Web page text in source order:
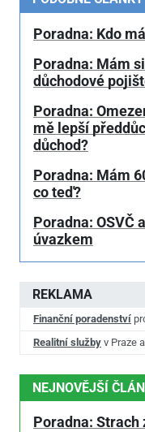
REKLAMA
Finanční poradenství
Realitní služby v Praze
NEJNOVĚJŠÍ
Poradna: Strach
Poradna: Kdo
Poradna: Mám
důchodové
Poradna:
mě lepší
důchod?
Poradna: Mám
co teď?
Poradna: OSVČ
úvazkem